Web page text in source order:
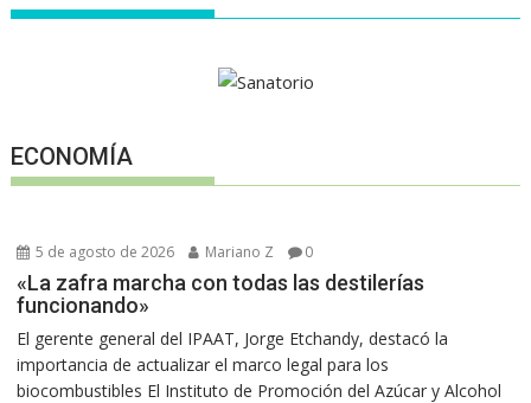
ECONOMÍA
5 de agosto de 2026 Mariano Z 0
«La zafra marcha con todas las destilerías
funcionando»
El gerente general del IPAAT, Jorge Etchandy, destacó la
importancia de actualizar el marco legal para los
biocombustibles El Instituto de Promoción del Azúcar y Alcohol